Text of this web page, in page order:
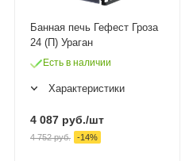
Банная печь Гефест Гроза
24 (П) Ураган
Есть в наличии
Характеристики
4 087 руб./шт
4 752руб. -14%